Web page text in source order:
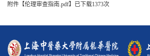
附件【伦理审查指南.pdf】已下载1373次